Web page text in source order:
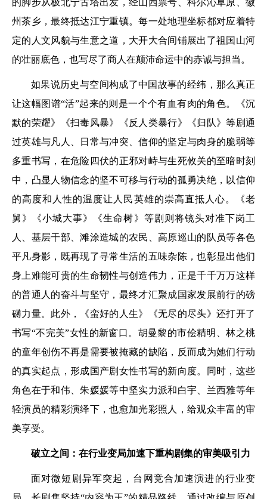
的脚步从极北宁古塔出发，经山西票号、科尔沁草原、徽
州茶乡，最终抵达江宁重镇。每一处地理坐标都对应着特
定的人文风貌与生意之道，大开大合间铺展出了祖国山河
的壮丽底色，也写尽了商人在颠沛命运中的赤诚与担当。
如果说历史与空间构成了中国故事的经纬，那么真正
让这幅图谱“活”起来的则是一个个有血有肉的角色。《沉
默的荣耀》《扫毒风暴》《反人类暴行》《归队》等剧通
过英雄与凡人、日常与冲突、信仰的坚定与肉身的脆弱等
多重书写，在危险四伏的正邪对峙与生死攸关的至暗时刻
中，凸显人物信念的坚不可移与行动的孤勇决绝，以信仰
的高度和人性的温度让人民英雄的崇高直抵人心。《老
舅》《小城大事》《生命树》等剧则将镜头对准下岗工
人、基层干部、滩涂造城的农民、高原巡山的队员等各色
平凡身影，既再现了寻常生活的五味杂陈，也彰显出他们
身上难能可贵的生命韧性与创造伟力，正是千千万万这样
的普通人的奋斗与坚守，最终才汇聚成国家发展前行的磅
礴力量。此外，《蛮好的人生》《无尽的尽头》还打开了
书写“不完美”女性的新窗口。胡曼黎的市侩精明、林之桃
的童年创伤不再是需要被掩藏的缺陷，反而成为她们行动
的真实起点，形成国产剧女性书写的新向度。同时，这些
角色在于和伟、朱媛媛等中坚实力派和白宇、兰西雅等年
轻演员的精彩演绎下，也愈加光彩照人，给观众丰富的审
美享受。
破立之间：在行业变局加速下重构剧集的审美吸引力
面对微短剧异军突起，台网竞合加速演进的行业变